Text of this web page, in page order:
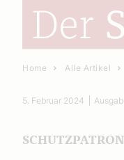
Home Alle Artikel
5. Februar 2024